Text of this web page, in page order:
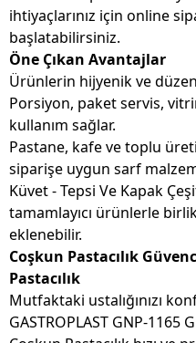
ihtiyaçlarınız için online
başlatabilirsiniz.
Öne Çıkan Avantajlar
Ürünlerin hijyenik ve
Porsiyon, paket servis,
kullanım sağlar.
Pastane, kafe ve toplu
siparişe uygun sarf
Küvet - Tepsi Ve Kapak
tamamlayıcı ürünlerle
eklenebilir.
Coşkun Pastacılık
Pastacılık
Mutfaktaki ustalığınızı
GASTROPLAST GNP-1165